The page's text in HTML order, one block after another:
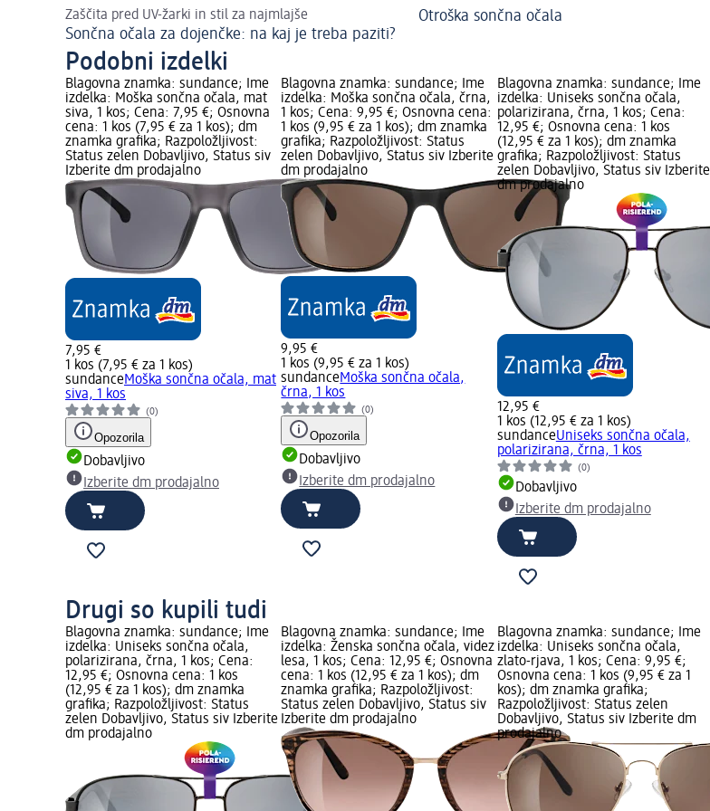
Zaščita pred UV-žarki in stil za najmlajše
Sončna očala za dojenčke: na kaj je treba paziti?
Otroška sončna očala
Podobni izdelki
Blagovna znamka: sundance; Ime
izdelka: Moška sončna očala, mat
siva, 1 kos; Cena: 7,95 €; Osnovna
cena: 1 kos (7,95 € za 1 kos); dm
znamka grafika; Razpoložljivost:
Status zelen Dobavljivo, Status siv
Izberite dm prodajalno
7,95 €
1 kos (7,95 € za 1 kos)
sundanceMoška sončna očala, mat
siva, 1 kos
(0)
Opozorila
Dobavljivo
Izberite dm prodajalno
Blagovna znamka: sundance; Ime
izdelka: Moška sončna očala, črna,
1 kos; Cena: 9,95 €; Osnovna cena:
1 kos (9,95 € za 1 kos); dm znamka
grafika; Razpoložljivost: Status
zelen Dobavljivo, Status siv Izberite
dm prodajalno
9,95 €
1 kos (9,95 € za 1 kos)
sundanceMoška sončna očala,
črna, 1 kos
(0)
Opozorila
Dobavljivo
Izberite dm prodajalno
Blagovna znamka: sundance; Ime
izdelka: Uniseks sončna očala,
polarizirana, črna, 1 kos; Cena:
12,95 €; Osnovna cena: 1 kos
(12,95 € za 1 kos); dm znamka
grafika; Razpoložljivost: Status
zelen Dobavljivo, Status siv Izberite
dm prodajalno
12,95 €
1 kos (12,95 € za 1 kos)
sundanceUniseks sončna očala,
polarizirana, črna, 1 kos
(0)
Dobavljivo
Izberite dm prodajalno
Drugi so kupili tudi
Blagovna znamka: sundance; Ime
izdelka: Uniseks sončna očala,
polarizirana, črna, 1 kos; Cena:
12,95 €; Osnovna cena: 1 kos
(12,95 € za 1 kos); dm znamka
grafika; Razpoložljivost: Status
zelen Dobavljivo, Status siv Izberite
dm prodajalno
Blagovna znamka: sundance; Ime
izdelka: Ženska sončna očala, videz
lesa, 1 kos; Cena: 12,95 €; Osnovna
cena: 1 kos (12,95 € za 1 kos); dm
znamka grafika; Razpoložljivost:
Status zelen Dobavljivo, Status siv
Izberite dm prodajalno
Blagovna znamka: sundance; Ime
izdelka: Uniseks sončna očala,
zlato-rjava, 1 kos; Cena: 9,95 €;
Osnovna cena: 1 kos (9,95 € za 1
kos); dm znamka grafika;
Razpoložljivost: Status zelen
Dobavljivo, Status siv Izberite dm
prodajalno